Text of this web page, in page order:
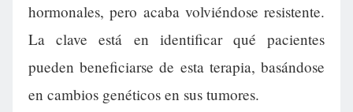
hormonales, pero acaba volviéndose resistente.
La clave está en identificar qué pacientes
pueden beneficiarse de esta terapia, basándose
en cambios genéticos en sus tumores.